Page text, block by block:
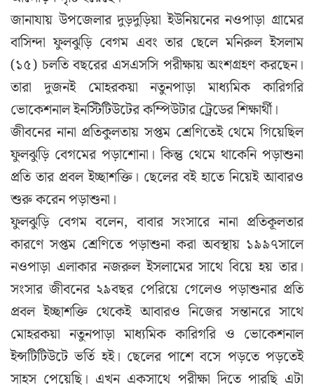
জানাযায় উপজেলার দুড়দুড়িয়া ইউনিয়নের নওপাড়া গ্রামের
বাসিন্দা ফুলঝুড়ি বেগম এবং তার ছেলে মনিরুল ইসলাম
(১৫) চলতি বছরের এসএসসি পরীক্ষায় অংশগ্রহণ করছেন।
তারা দুজনই মোহরকয়া নতুনপাড়া মাধ্যমিক কারিগরি
ভোকেশনাল ইনস্টিটিউটের কম্পিউটার ট্রেডের শিক্ষার্থী।
জীবনের নানা প্রতিকুলতায় সপ্তম শ্রেণিতেই থেমে গিয়েছিল
ফুলঝুড়ি বেগমের পড়াশোনা। কিন্তু থেমে থাকেনি পড়াশুনা
প্রতি তার প্রবল ইচ্ছাশক্তি। ছেলের বই হাতে নিয়েই আবারও
শুরু করেন পড়াশুনা।
ফুলঝুড়ি বেগম বলেন, বাবার সংসারে নানা প্রতিকূলতার
কারণে সপ্তম শ্রেণিতে পড়াশুনা করা অবস্থায় ১৯৯৭সালে
নওপাড়া এলাকার নজরুল ইসলামের সাথে বিয়ে হয় তার।
সংসার জীবনের ২৯বছর পেরিয়ে গেলেও পড়াশুনার প্রতি
প্রবল ইচ্ছাশক্তি থেকেই আবারও নিজের সন্তানরে সাথে
মোহরকয়া নতুনপাড়া মাধ্যমিক কারিগরি ও ভোকেশনাল
ইন্সটিটিউটে ভর্তি হই। ছেলের পাশে বসে পড়তে পড়তেই
সাহস পেয়েছি। এখন একসাথে পরীক্ষা দিতে পারছি এটা